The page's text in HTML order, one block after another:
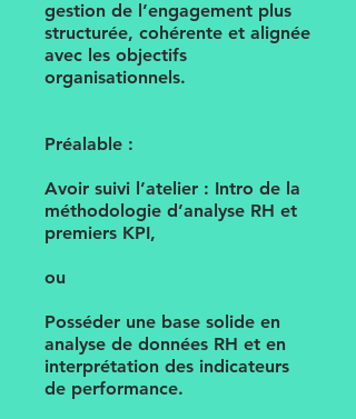
gestion de l’engagement plus
structurée, cohérente et alignée
avec les objectifs
organisationnels.
Préalable :
Avoir suivi l’atelier : Intro de la
méthodologie d’analyse RH et
premiers KPI,
ou
Posséder une base solide en
analyse de données RH et en
interprétation des indicateurs